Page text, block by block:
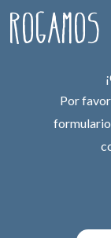
Por
formulario